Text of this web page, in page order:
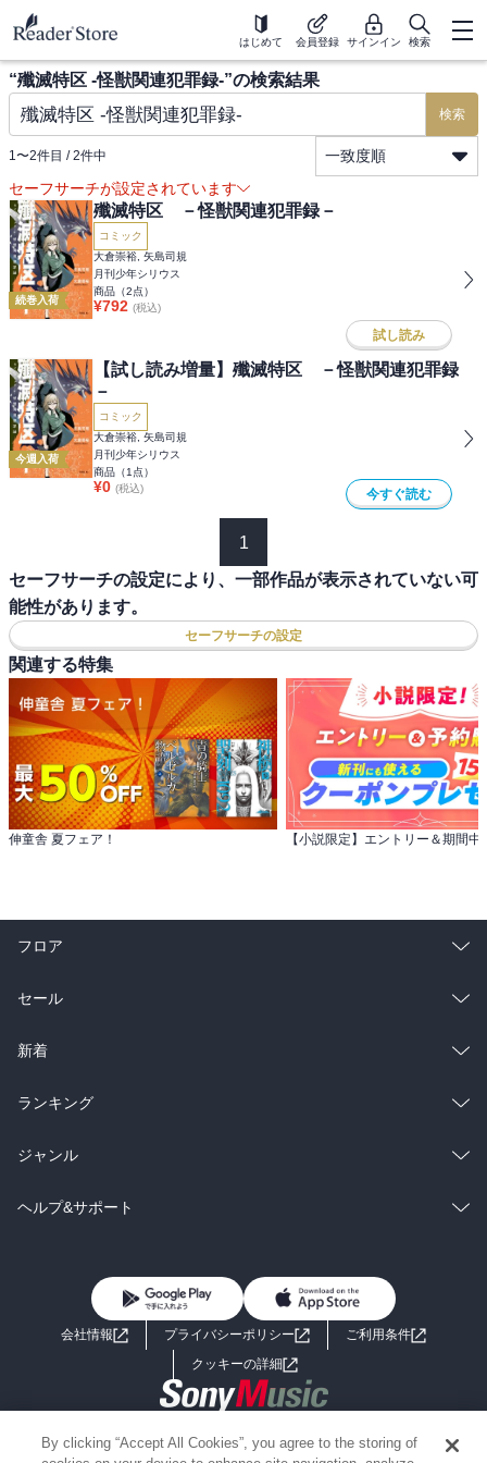
はじめて 会員登録 サインイン 検索
“殲滅特区 -怪獣関連犯罪録-”の検索結果
検索
1〜2件目 / 2件中
一致度順
セーフサーチが設定されています
続巻入荷
殲滅特区 －怪獣関連犯罪録－
コミック
大倉崇裕, 矢島司規
月刊少年シリウス
商品（2点）
¥792 (税込)
試し読み
今週入荷
【試し読み増量】殲滅特区 －怪獣関連犯罪録
－
コミック
大倉崇裕, 矢島司規
月刊少年シリウス
商品（1 点）
¥0 (税込) 今すぐ読む
1
セーフサーチの設定により、一部作品が表示されていない可
能性があります。
セーフサーチの設定
関連する特集
伸童舎 夏フェア！
フロア
総合
ラノベ
雑誌・グラビア
BL・TL
セール
総合
ラノベ
雑誌・グラビア
BL・TL
新着
総合
ラノベ
雑誌・グラビア
ランキング
総合
ラノベ
ジャンル
コミック
ライトノベル 男子向けラノベ
小説
海外小説
ミステリー SF
ヘルプ&サポート
よくあるご質問 お問い合わせ
会社情報 プライバシーポリシー
ご利用条件
クッキーの詳細
Copyright 2017 - 2026 Sony Music Entertainment(Japan) Inc.
Information on the site is for the Japan domestic market only
By clicking “Accept All Cookies”, you agree to the storing of